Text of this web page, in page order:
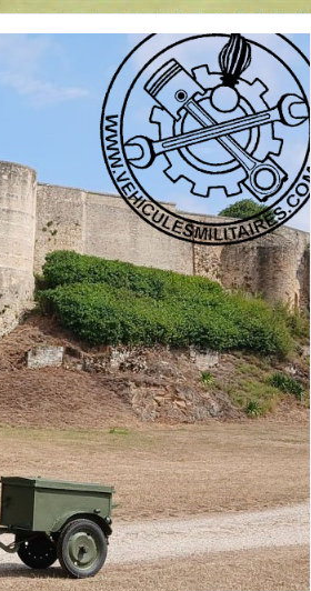
disposition pour vous venir en aide, ou simplement